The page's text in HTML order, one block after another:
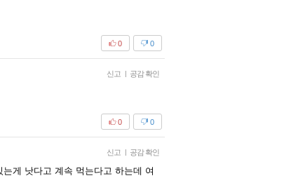
0
0
신고 | 공감 확인
0
0
신고 | 공감 확인
게 낫다고 계속 먹는다고 하는데 여